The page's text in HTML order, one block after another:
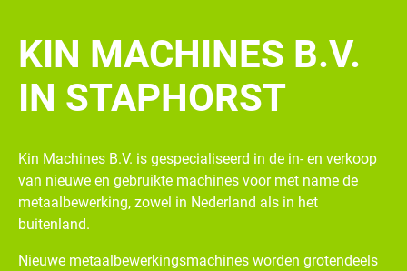
KIN MACHINES B.V.
IN STAPHORST
Kin Machines B.V. is gespecialiseerd in de in- en verkoop
van nieuwe en gebruikte machines voor met name de
metaalbewerking, zowel in Nederland als in het
buitenland.
Nieuwe metaalbewerkingsmachines worden grotendeels